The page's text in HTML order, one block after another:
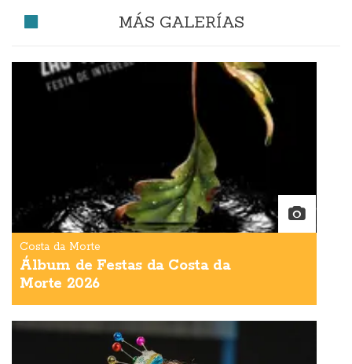
MÁS GALERÍAS
Costa da Morte
Álbum de Festas da Costa da
Morte 2026